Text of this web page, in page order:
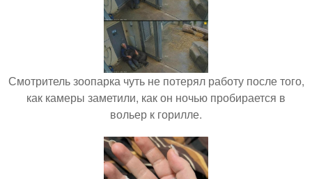
Смотритель зоопарка чуть не потерял работу после того,
как камеры заметили, как он ночью пробирается в
вольер к горилле.